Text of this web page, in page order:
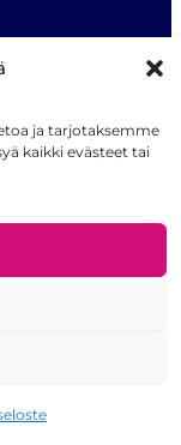
ja tarjotaksemme
kaikki evästeet tai